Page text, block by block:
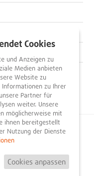
empfehlen.
Registrieren
Cookies
und Anzeigen zu
Medien anbieten
Website zu
zu Ihrer
Partner für
weiter. Unsere
möglicherweise mit
ihnen bereitgestellt
Nutzung der Dienste
Cookies anpassen